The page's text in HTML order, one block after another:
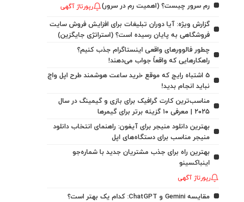
رم سرور چیست؟ (اهمیت رم در سرور) رپورتاژ آگهی
گزارش ویژه: آیا دوران تبلیغات برای افزایش فروش سایت
فروشگاهی به پایان رسیده است؟ (استراتژی جایگزین)
چطور فالوورهای واقعی اینستاگرام جذب کنیم؟
راهکارهایی که واقعاً جواب می‌دهند!
5 اشتباه رایج که موقع خرید ساعت هوشمند طرح اپل واچ
نباید انجام بدید!
مناسب‌ترین کارت گرافیک برای بازی و گیمینگ در سال
۲۰۲۵ | معرفی ۱۰ گزینه برتر برای گیمرها
بهترین دانلود منیجر برای آیفون: راهنمای انتخاب دانلود
منیجر مناسب برای دستگاه‌های اپل
بهترین راه برای جذب مشتریان جدید با شماره‌جو
اینباکسینو
رپورتاژ آگهی
مقایسه Gemini و ChatGPT: کدام یک بهتر است؟